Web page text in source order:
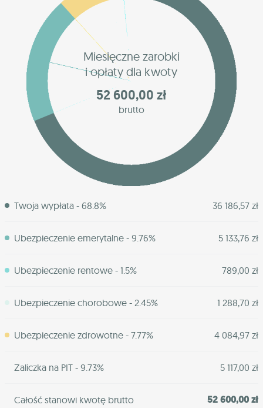
Miesięczne zarobki
i opłaty dla kwoty
52 600,00 zł
brutto
Twoja wypłata - 68.8% 36 186,57 zł
Ubezpieczenie emerytalne - 9.76% 5 133,76 zł
Ubezpieczenie rentowe - 1.5% 789,00 zł
Ubezpieczenie chorobowe - 2.45% 1 288,70 zł
Ubezpieczenie zdrowotne - 7.77% 4 084,97 zł
Zaliczka na PIT - 9.73% 5 117,00 zł
Całość stanowi kwotę brutto 52 600,00 zł